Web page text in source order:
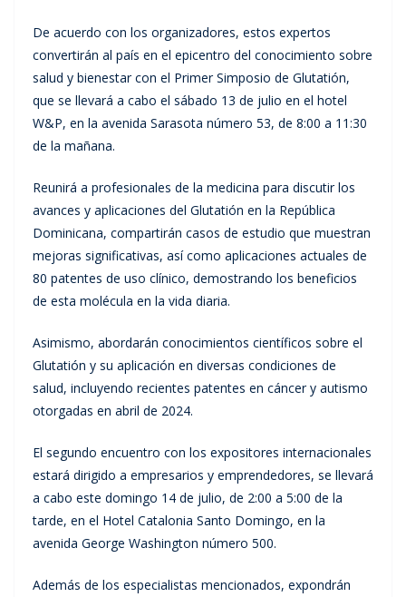
De acuerdo con los organizadores, estos expertos
convertirán al país en el epicentro del conocimiento sobre
salud y bienestar con el Primer Simposio de Glutatión,
que se llevará a cabo el sábado 13 de julio en el hotel
W&P, en la avenida Sarasota número 53, de 8:00 a 11:30
de la mañana.
Reunirá a profesionales de la medicina para discutir los
avances y aplicaciones del Glutatión en la República
Dominicana, compartirán casos de estudio que muestran
mejoras significativas, así como aplicaciones actuales de
80 patentes de uso clínico, demostrando los beneficios
de esta molécula en la vida diaria.
Asimismo, abordarán conocimientos científicos sobre el
Glutatión y su aplicación en diversas condiciones de
salud, incluyendo recientes patentes en cáncer y autismo
otorgadas en abril de 2024.
El segundo encuentro con los expositores internacionales
estará dirigido a empresarios y emprendedores, se llevará
a cabo este domingo 14 de julio, de 2:00 a 5:00 de la
tarde, en el Hotel Catalonia Santo Domingo, en la
avenida George Washington número 500.
Además de los especialistas mencionados, expondrán